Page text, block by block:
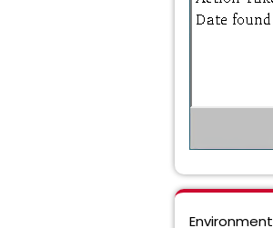
Environment